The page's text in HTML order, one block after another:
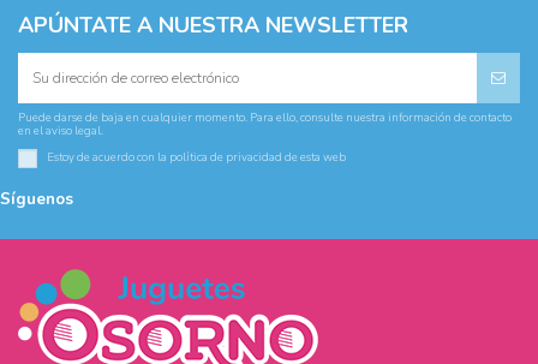
APÚNTATE A NUESTRA NEWSLETTER
Puede darse de baja en cualquier momento. Para ello, consulte nuestra información de contacto
en el aviso legal.
Estoy de acuerdo con la política de privacidad de esta web
Síguenos